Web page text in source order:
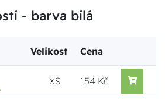
- barva bílá
Velikost
Cena
XS 154 Kč